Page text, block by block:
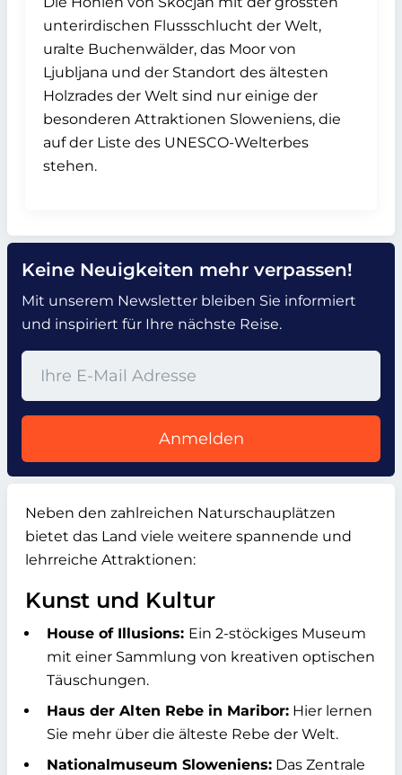
unterirdischen Flussschlucht der Welt,
uralte Buchenwälder, das Moor von
Ljubljana und der Standort des ältesten
Holzrades der Welt sind nur einige der
besonderen Attraktionen Sloweniens, die
auf der Liste des UNESCO-Welterbes
stehen.
Keine Neuigkeiten mehr verpassen!
Mit unserem Newsletter bleiben Sie informiert
und inspiriert für Ihre nächste Reise.
Anmelden
Neben den zahlreichen Naturschauplätzen
bietet das Land viele weitere spannende und
lehrreiche Attraktionen:
Kunst und Kultur
House of Illusions: Ein 2-stöckiges Museum
mit einer Sammlung von kreativen optischen
Täuschungen.
Haus der Alten Rebe in Maribor: Hier lernen
Sie mehr über die älteste Rebe der Welt.
Nationalmuseum Sloweniens: Das Zentrale